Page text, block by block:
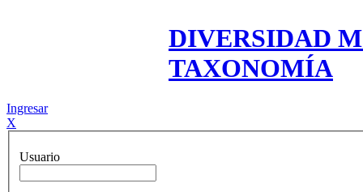
DIVERSIDAD
TAXONOMÍA
Ingresar
X
Usuario